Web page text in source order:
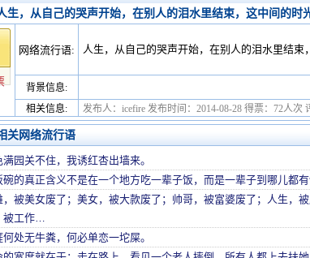
生，从自己的哭声开始，在别人的泪水里结束，这中间的时
网络流行语: 人生，从自己的哭声开始，在别人的泪水里结束
背景信息:
相关信息:
发布人：icefire 发布时间：2014-08-28 得票：72人次
关网络流行语
满园关不住，我诱红杏出墙来。
碗的真正含义不是在一个地方吃一辈子饭，而是一辈子到哪儿都有
，被美女废了；美女，被大款废了；帅哥，被富婆废了；人生，
被工作…
何处无牛粪，何必单恋一坨屎。